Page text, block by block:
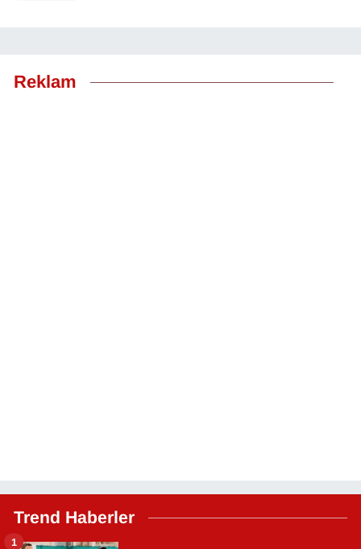
Reklam
Trend Haberler
1